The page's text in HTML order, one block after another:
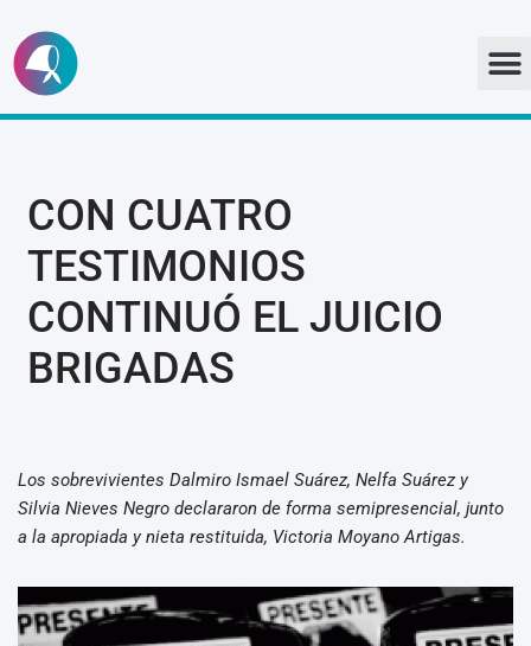
Ir
al
CON CUATRO
TESTIMONIOS
CONTINUÓ EL JUICIO
BRIGADAS
Los sobrevivientes Dalmiro Ismael Suárez, Nelfa Suárez y
Silvia Nieves Negro declararon de forma semipresencial, junto
a la apropiada y nieta restituida, Victoria Moyano Artigas.